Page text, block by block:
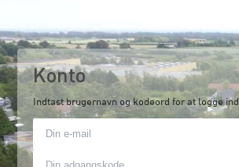
Konto
Indtast brugernavn og kodeord for at logge ind.